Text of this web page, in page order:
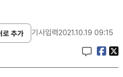
기사입력2021.10.19 09:15